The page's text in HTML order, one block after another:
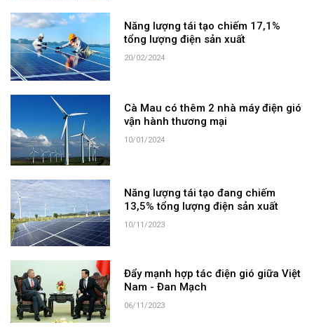
Năng lượng tái tạo chiếm 17,1%
tổng lượng điện sản xuất
20/02/2024
Cà Mau có thêm 2 nhà máy điện gió
vận hành thương mại
10/01/2024
Năng lượng tái tạo đang chiếm
13,5% tổng lượng điện sản xuất
10/11/2023
Đẩy mạnh hợp tác điện gió giữa Việt
Nam - Đan Mạch
06/11/2023